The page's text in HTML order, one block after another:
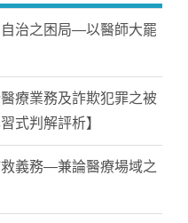
治之困局—以醫師大罷
療業務及詐欺犯罪之被
式判解評析】
義務—兼論醫療場域之